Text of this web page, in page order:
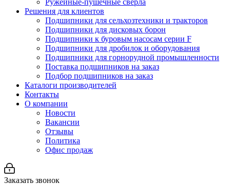
Ружейные-пушечные свёрла
Решения для клиентов
Подшипники для сельхозтехники и тракторов
Подшипники для дисковых борон
Подшипники к буровым насосам серии F
Подшипники для дробилок и оборудования
Подшипники для горнорудной промышленности
Поставка подшипников на заказ
Подбор подшипников на заказ
Каталоги производителей
Контакты
О компании
Новости
Вакансии
Отзывы
Политика
Офис продаж
Заказать звонок